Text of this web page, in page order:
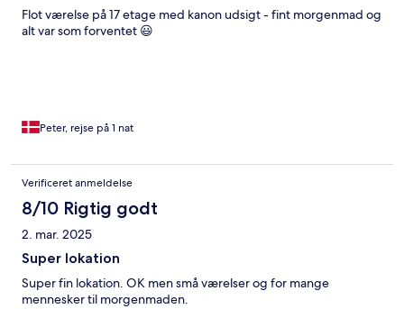
Flot værelse på 17 etage med kanon udsigt - fint morgenmad og
alt var som forventet 😃
Peter, rejse på 1 nat
Verificeret anmeldelse
8/10 Rigtig godt
2. mar. 2025
Super lokation
Super fin lokation. OK men små værelser og for mange
mennesker til morgenmaden.